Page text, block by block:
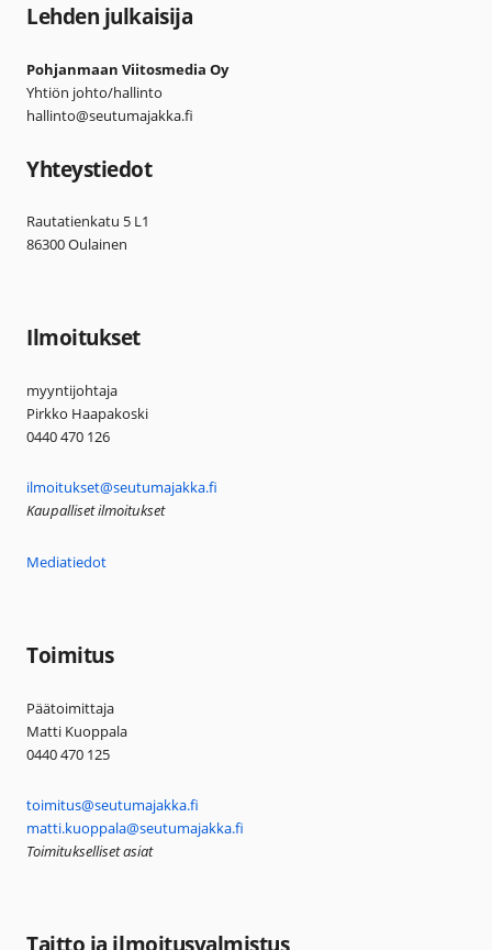
Lehden julkaisija
Pohjanmaan Viitosmedia Oy
Yhtiön johto/hallinto
hallinto@seutumajakka.fi
Yhteystiedot
Rautatienkatu 5 L1
86300 Oulainen
Ilmoitukset
myyntijohtaja
Pirkko Haapakoski
0440 470 126
ilmoitukset@seutumajakka.fi
Kaupalliset ilmoitukset
Mediatiedot
Toimitus
Päätoimittaja
Matti Kuoppala
0440 470 125
toimitus@seutumajakka.fi
matti.kuoppala@seutumajakka.fi
Toimitukselliset asiat